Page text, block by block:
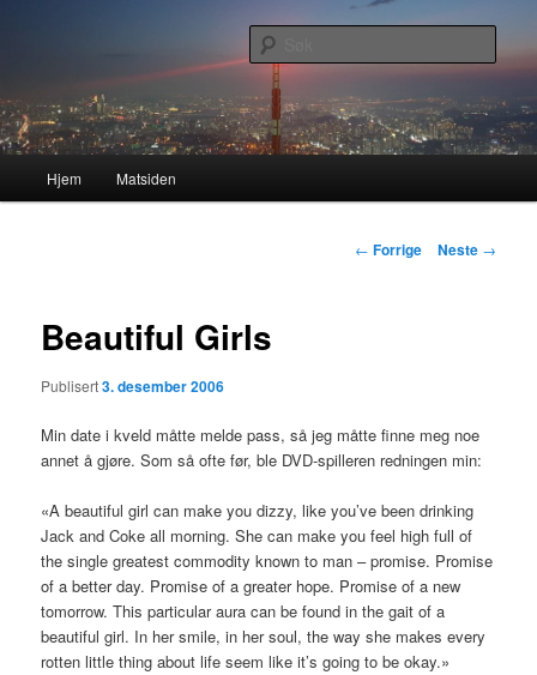
hovedinnholdet
Lasses hjemmeside
Hjem Matsiden
Innleggsnavigasjon
← Forrige Neste →
Beautiful Girls
Publisert3. desember 2006
Min date i kveld måtte melde pass, så jeg måtte finne meg noe
annet å gjøre. Som så ofte før, ble DVD-spilleren redningen min:
«A beautiful girl can make you dizzy, like you’ve been drinking
Jack and Coke all morning. She can make you feel high full of
the single greatest commodity known to man – promise. Promise
of a better day. Promise of a greater hope. Promise of a new
tomorrow. This particular aura can be found in the gait of a
beautiful girl. In her smile, in her soul, the way she makes every
rotten little thing about life seem like it’s going to be okay.»